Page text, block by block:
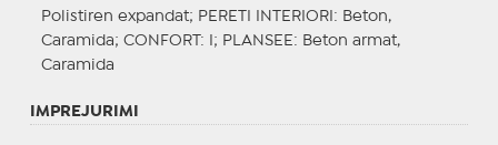
Polistiren expandat; PERETI INTERIORI : Beton,
Caramida; CONFORT : I; PLANSEE : Beton armat,
Caramida
IMPREJURIMI